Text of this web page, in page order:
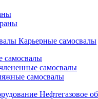
Карьерные самосвалы
самосвалы
самосвалы
самосвалы
Нефтегазовое